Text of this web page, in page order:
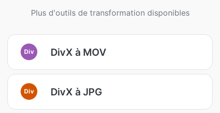
Plus d'outils de transformation disponibles
Div DivX à MOV
Div DivX à JPG